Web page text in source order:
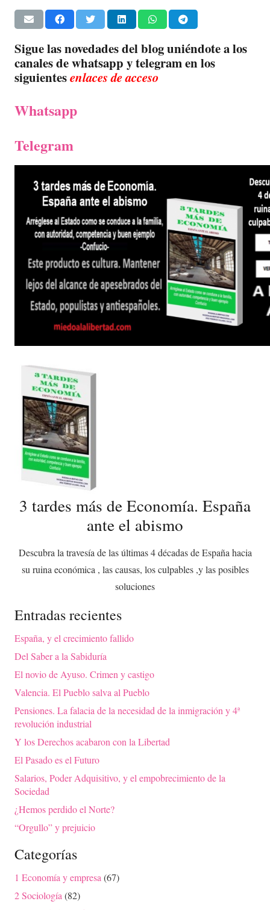
Sigue las novedades del blog uniéndote a los
canales de whatsapp y telegram en los
siguientesenlaces de acceso
Whatsapp
Telegram
3 tardes más de Economía. España
ante el abismo
Descubra la travesía de las últimas 4 décadas de España hacia
su ruina económica , las causas, los culpables ,y las posibles
soluciones
Entradas recientes
España, y el crecimiento fallido
Del Saber a la Sabiduría
El novio de Ayuso. Crimen y castigo
Valencia. El Pueblo salva al Pueblo
Pensiones. La falacia de la necesidad de la inmigración y 4ª
revolución industrial
Y los Derechos acabaron con la Libertad
El Pasado es el Futuro
Salarios, Poder Adquisitivo, y el empobrecimiento de la
Sociedad
¿Hemos perdido el Norte?
“Orgullo” y prejuicio
Categorías
1 Economía y empresa (67)
2 Sociología (82)